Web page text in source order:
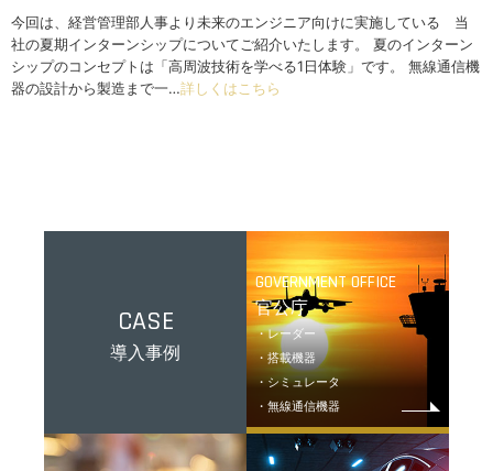
今回は、経営管理部人事より未来のエンジニア向けに実施している 当
社の夏期インターンシップについてご紹介いたします。 夏のインターン
シップのコンセプトは「高周波技術を学べる1日体験」です。 無線通信機
器の設計から製造まで一…詳しくはこちら
CASE
導入事例
GOVERNMENT OFFICE
官公庁
・レーダー
・搭載機器
・シミュレータ
・無線通信機器